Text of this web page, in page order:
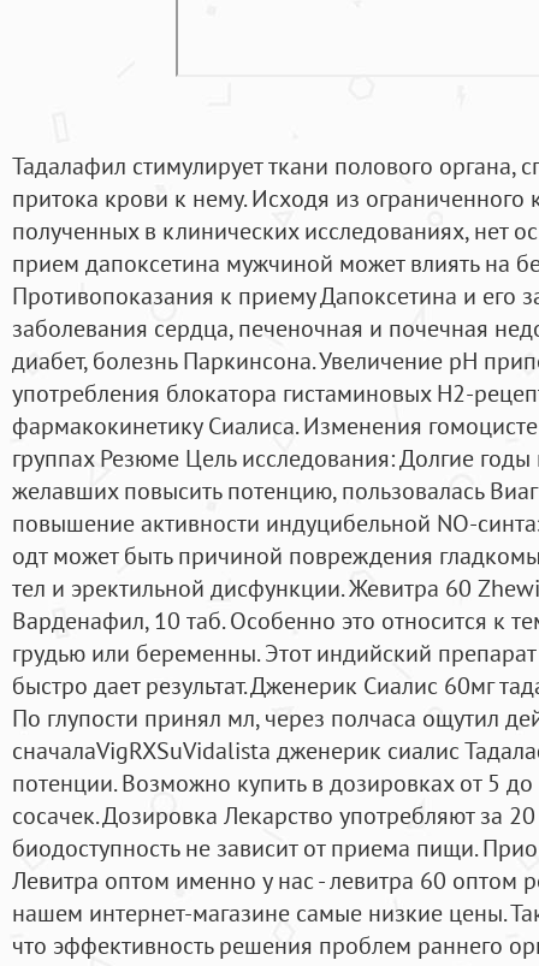
Тадалафил стимулирует ткани полового органа,
притока крови к нему. Исходя из ограниченного
полученных в клинических исследованиях, нет
прием дапоксетина мужчиной может влиять на
Противопоказания к приему Дапоксетина и его
заболевания сердца, печеночная и почечная
диабет, болезнь Паркинсона. Увеличение рН
употребления блокатора гистаминовых H2-
фармакокинетику Сиалиса. Изменения
группах Резюме Цель исследования: Долгие
желавших повысить потенцию, пользовалась
повышение активности индуцибельной NO-
одт может быть причиной повреждения
тел и эректильной дисфункции. Жевитра 60
Варденафил, 10 таб. Особенно это относится к
грудью или беременны. Этот индийский
быстро дает результат. Дженерик Сиалис 60мг
По глупости принял мл, через полчаса ощутил
сначалаVigRXSuVidalista дженерик сиалис
потенции. Возможно купить в дозировках от 5
сосачек. Дозировка Лекарство употребляют за
биодоступность не зависит от приема пищи.
Левитра оптом именно у нас - левитра 60 оптом
нашем интернет-магазине самые низкие цены.
что эффективность решения проблем раннего